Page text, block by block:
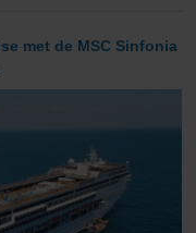
met de MSC Sinfonia